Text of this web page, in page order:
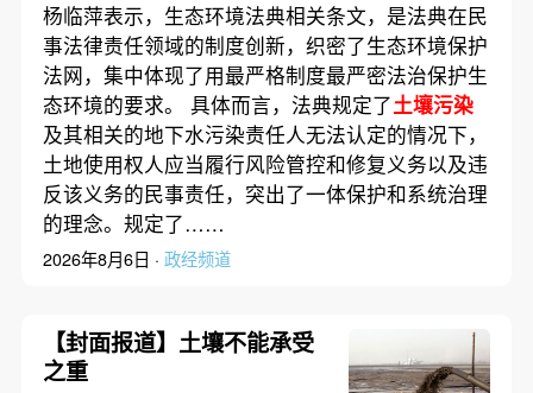
杨临萍表示，生态环境法典相关条文，是法典在民
事法律责任领域的制度创新，织密了生态环境保护
法网，集中体现了用最严格制度最严密法治保护生
态环境的要求。 具体而言，法典规定了土壤污染
及其相关的地下水污染责任人无法认定的情况下，
土地使用权人应当履行风险管控和修复义务以及违
反该义务的民事责任，突出了一体保护和系统治理
的理念。规定了……
2026年8月6日 · 政经频道
【封面报道】土壤不能承受
之重